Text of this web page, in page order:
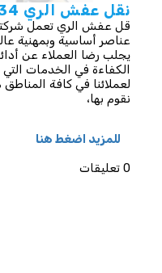
نقل عفش الري 51343234
قل عفش الري تعمل
عناصر أساسية وبمهنية
يجلب رضا العملاء عن
الكفاءة في الخدمات
لعملائنا في كافة
نقوم بها،
للمزيد اضغط هنا
0 تعليقات